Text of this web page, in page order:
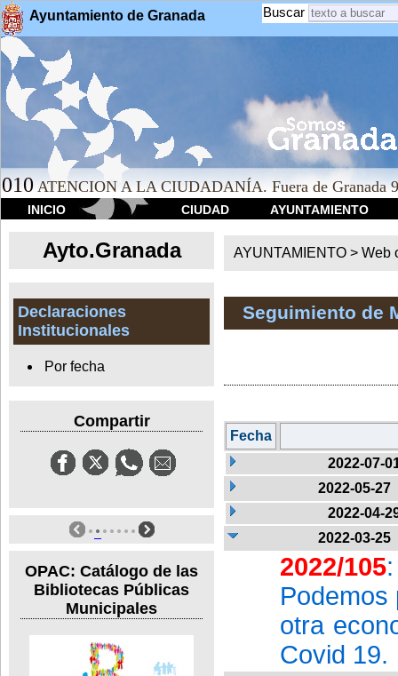
Ayuntamiento de Granada Buscar
010 ATENCION A LA CIUDADANÍA. Fuera de Granada
INICIO CIUDAD AYUNTAMIENTO
Ayto.Granada
Declaraciones
Institucionales
Por fecha
Compartir
OPAC: Catálogo de las
Bibliotecas Públicas
Municipales
AYUNTAMIENTO > Web
Seguimiento de
Fecha
2022-07-
2022-05-27
2022-04-
2022-03-25
2022/105
Podemos
otra
Covid 19.